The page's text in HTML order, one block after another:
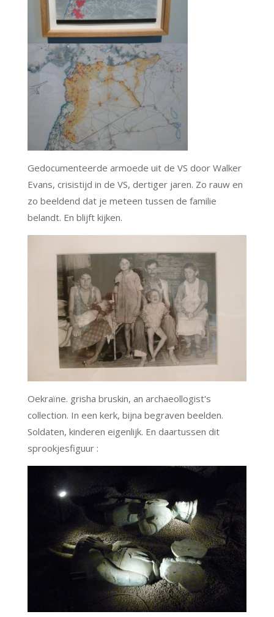
Gedocumenteerde armoede uit de VS door Walker
Evans, crisistijd in de VS, dertiger jaren. Zo rauw en
zo beeldend dat je meteen tussen de familie
belandt. En blijft kijken.
Oekraïne. grisha bruskin, an archaeollogist's
collection. In een kerk, bijna begraven beelden.
Soldaten, kinderen eigenlijk. En daartussen dit
sprookjesfiguur :